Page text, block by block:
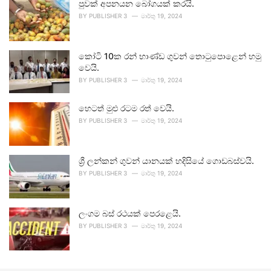
පුවක් අපනයන බෝගයක් කරයි.
BY PUBLISHER 3 මාර්තු 19, 2024
කෝටි 10ක රන් භාණ්ඩ ගුවන් තොටුපොළෙන් හමු
වෙයි.
BY PUBLISHER 3 මාර්තු 19, 2024
හෙටත් මුළු රටම රත් වෙයි.
BY PUBLISHER 3 මාර්තු 19, 2024
ශ්‍රී ලන්කන් ගුවන් යානයක් හදිසියේ ගොඩබස්වයි.
BY PUBLISHER 3 මාර්තු 19, 2024
ලංගම බස් රථයක් පෙරළෙයි.
BY PUBLISHER 3 මාර්තු 19, 2024